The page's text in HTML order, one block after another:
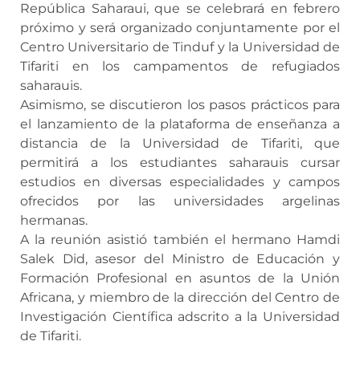
República Saharaui, que se celebrará en febrero
próximo y será organizado conjuntamente por el
Centro Universitario de Tinduf y la Universidad de
Tifariti en los campamentos de refugiados
saharauis.
Asimismo, se discutieron los pasos prácticos para
el lanzamiento de la plataforma de enseñanza a
distancia de la Universidad de Tifariti, que
permitirá a los estudiantes saharauis cursar
estudios en diversas especialidades y campos
ofrecidos por las universidades argelinas
hermanas.
A la reunión asistió también el hermano Hamdi
Salek Did, asesor del Ministro de Educación y
Formación Profesional en asuntos de la Unión
Africana, y miembro de la dirección del Centro de
Investigación Científica adscrito a la Universidad
de Tifariti.